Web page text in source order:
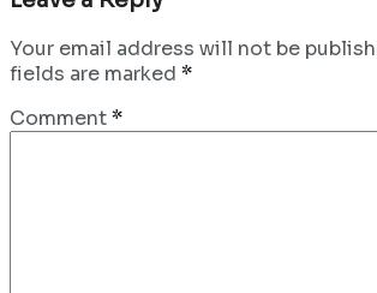
Your email address will not be
fields are marked *
Comment*